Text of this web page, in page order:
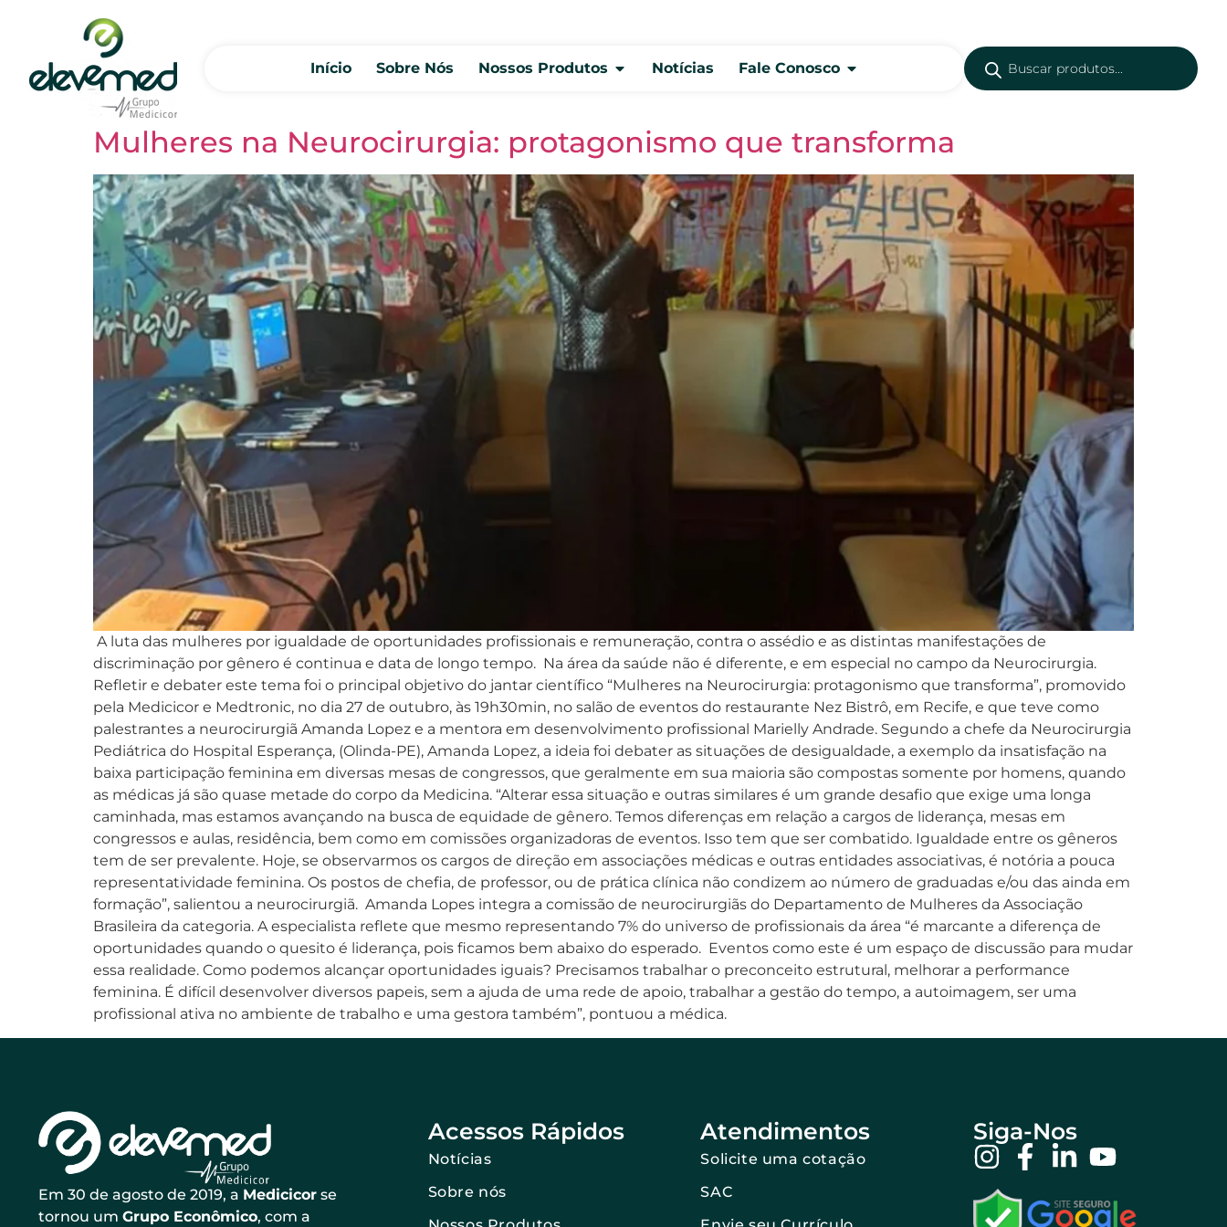
Início Sobre Nós Nossos Produtos Notícias Fale Conosco
Mulheres na Neurocirurgia: protagonismo que transforma
A luta das mulheres por igualdade de oportunidades profissionais e remuneração, contra o assédio e as distintas manifestações de
discriminação por gênero é continua e data de longo tempo. Na área da saúde não é diferente, e em especial no campo da Neurocirurgia.
Refletir e debater este tema foi o principal objetivo do jantar científico “Mulheres na Neurocirurgia: protagonismo que transforma”, promovido
pela Medicicor e Medtronic, no dia 27 de outubro, às 19h30min, no salão de eventos do restaurante Nez Bistrô, em Recife, e que teve como
palestrantes a neurocirurgiã Amanda Lopez e a mentora em desenvolvimento profissional Marielly Andrade. Segundo a chefe da Neurocirurgia
Pediátrica do Hospital Esperança, (Olinda-PE), Amanda Lopez, a ideia foi debater as situações de desigualdade, a exemplo da insatisfação na
baixa participação feminina em diversas mesas de congressos, que geralmente em sua maioria são compostas somente por homens, quando
as médicas já são quase metade do corpo da Medicina. “Alterar essa situação e outras similares é um grande desafio que exige uma longa
caminhada, mas estamos avançando na busca de equidade de gênero. Temos diferenças em relação a cargos de liderança, mesas em
congressos e aulas, residência, bem como em comissões organizadoras de eventos. Isso tem que ser combatido. Igualdade entre os gêneros
tem de ser prevalente. Hoje, se observarmos os cargos de direção em associações médicas e outras entidades associativas, é notória a pouca
representatividade feminina. Os postos de chefia, de professor, ou de prática clínica não condizem ao número de graduadas e/ou das ainda em
formação”, salientou a neurocirurgiã. Amanda Lopes integra a comissão de neurocirurgiãs do Departamento de Mulheres da Associação
Brasileira da categoria. A especialista reflete que mesmo representando 7% do universo de profissionais da área “é marcante a diferença de
oportunidades quando o quesito é liderança, pois ficamos bem abaixo do esperado. Eventos como este é um espaço de discussão para mudar
essa realidade. Como podemos alcançar oportunidades iguais? Precisamos trabalhar o preconceito estrutural, melhorar a performance
feminina. É difícil desenvolver diversos papeis, sem a ajuda de uma rede de apoio, trabalhar a gestão do tempo, a autoimagem, ser uma
profissional ativa no ambiente de trabalho e uma gestora também”, pontuou a médica.
Em 30 de agosto de 2019, a Medicicor se
tornou um Grupo Econômico, com a
Acessos Rápidos
Notícias
Sobre nós
Atendimentos
Solicite uma cotação
SAC
Siga-Nos